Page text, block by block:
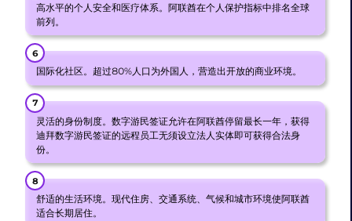
高水平的个人安全和医疗体系。阿联酋在个人保护指标中排名全球
前列。
国际化社区。超过80%人口为外国人，营造出开放的商业环境。
灵活的身份制度。数字游民签证允许在阿联酋停留最长一年，获得
迪拜数字游民签证的远程员工无须设立法人实体即可获得合法身
份。
舒适的生活环境。现代住房、交通系统、气候和城市环境使阿联酋
适合长期居住。